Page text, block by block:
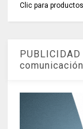
Clic para